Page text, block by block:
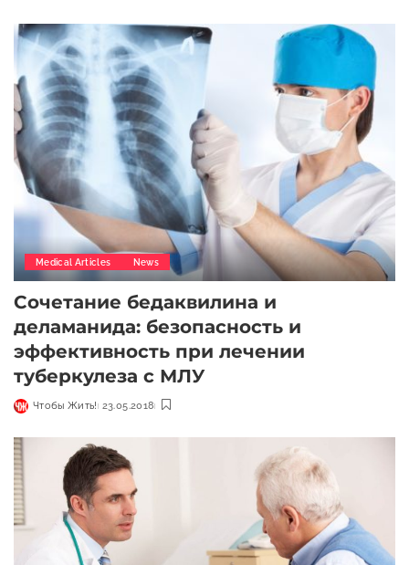
Medical Articles News
Сочетание бедаквилина и
деламанида: безопасность и
эффективность при лечении
туберкулеза с МЛУ
Чтобы Жить! 23.05.2018